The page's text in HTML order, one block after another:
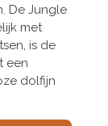
De Jungle
met
is de
een
dolfijn